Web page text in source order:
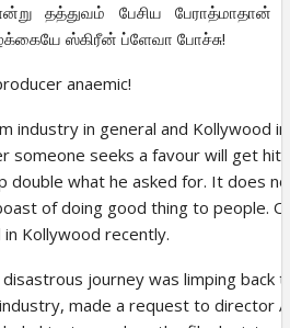
என்று தத்துவம் பேசிய பேராத்மாதான்
ஸ்கிரீன் ப்ளேவா போச்சு!
anaemic!
industry in general and Kollywood in
someone seeks a favour will get
double what he asked for. It does
of doing good thing to people.
Kollywood recently.
journey was limping back
made a request to director